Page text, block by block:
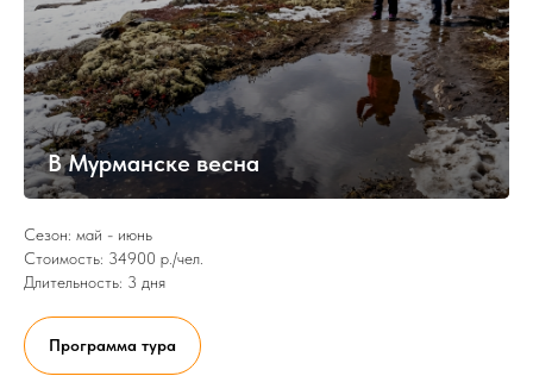
В Мурманске весна
Сезон: май - июнь
Стоимость: 34900 р./чел.
Длительность: 3 дня
Программа тура